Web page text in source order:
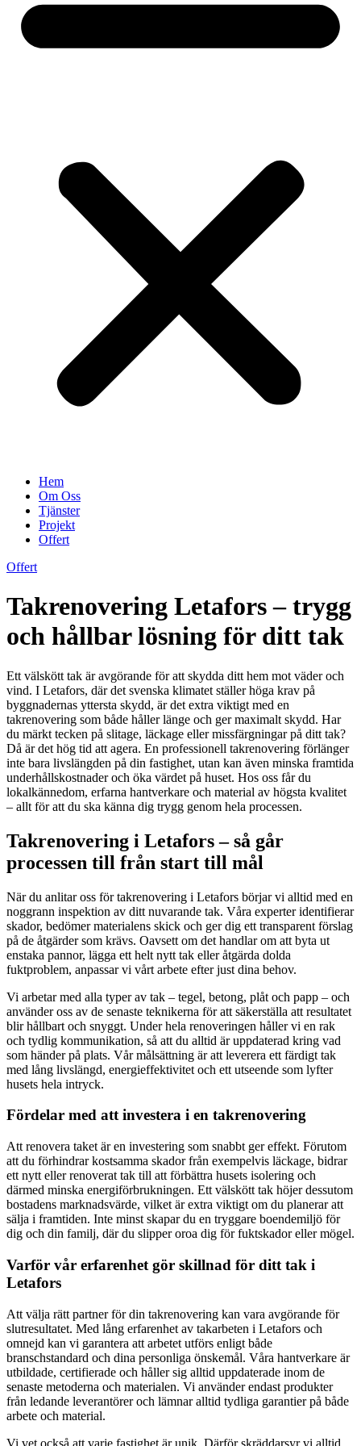
Hem
Om Oss
Tjänster
Projekt
Offert
Offert
Takrenovering Letafors – trygg
och hållbar lösning för ditt tak
Ett välskött tak är avgörande för att skydda ditt hem mot väder och
vind. I Letafors, där det svenska klimatet ställer höga krav på
byggnadernas yttersta skydd, är det extra viktigt med en
takrenovering som både håller länge och ger maximalt skydd. Har
du märkt tecken på slitage, läckage eller missfärgningar på ditt tak?
Då är det hög tid att agera. En professionell takrenovering förlänger
inte bara livslängden på din fastighet, utan kan även minska framtida
underhållskostnader och öka värdet på huset. Hos oss får du
lokalkännedom, erfarna hantverkare och material av högsta kvalitet
– allt för att du ska känna dig trygg genom hela processen.
Takrenovering i Letafors – så går
processen till från start till mål
När du anlitar oss för takrenovering i Letafors börjar vi alltid med en
noggrann inspektion av ditt nuvarande tak. Våra experter identifierar
skador, bedömer materialens skick och ger dig ett transparent förslag
på de åtgärder som krävs. Oavsett om det handlar om att byta ut
enstaka pannor, lägga ett helt nytt tak eller åtgärda dolda
fuktproblem, anpassar vi vårt arbete efter just dina behov.
Vi arbetar med alla typer av tak – tegel, betong, plåt och papp – och
använder oss av de senaste teknikerna för att säkerställa att resultatet
blir hållbart och snyggt. Under hela renoveringen håller vi en rak
och tydlig kommunikation, så att du alltid är uppdaterad kring vad
som händer på plats. Vår målsättning är att leverera ett färdigt tak
med lång livslängd, energieffektivitet och ett utseende som lyfter
husets hela intryck.
Fördelar med att investera i en takrenovering
Att renovera taket är en investering som snabbt ger effekt. Förutom
att du förhindrar kostsamma skador från exempelvis läckage, bidrar
ett nytt eller renoverat tak till att förbättra husets isolering och
därmed minska energiförbrukningen. Ett välskött tak höjer dessutom
bostadens marknadsvärde, vilket är extra viktigt om du planerar att
sälja i framtiden. Inte minst skapar du en tryggare boendemiljö för
dig och din familj, där du slipper oroa dig för fuktskador eller mögel.
Varför vår erfarenhet gör skillnad för ditt tak i
Letafors
Att välja rätt partner för din takrenovering kan vara avgörande för
slutresultatet. Med lång erfarenhet av takarbeten i Letafors och
omnejd kan vi garantera att arbetet utförs enligt både
branschstandard och dina personliga önskemål. Våra hantverkare är
utbildade, certifierade och håller sig alltid uppdaterade inom de
senaste metoderna och materialen. Vi använder endast produkter
från ledande leverantörer och lämnar alltid tydliga garantier på både
arbete och material.
Vi vet också att varje fastighet är unik. Därför skräddarsyr vi alltid